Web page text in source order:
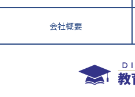
中国
鳥取県
島根県
四国
家庭教師
悩み多き「大学受験」相談
英語・英会話・英検対策
小学校教師が解説！中学
教育ニュース最前線
会社概要